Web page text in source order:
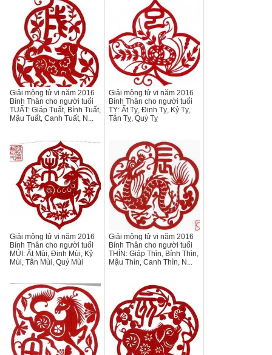
Giải mộng tử vi năm 2016
Bính Thân cho người tuổi
TUẤT: Giáp Tuất, Bính Tuất,
Mậu Tuất, Canh Tuất, N...
Giải mộng tử vi năm 2016
Bính Thân cho người tuổi
TỴ: Ất Tỵ, Đinh Tỵ, Kỷ Tỵ,
Tân Tỵ, Quý Tỵ
Giải mộng tử vi năm 2016
Bính Thân cho người tuổi
MÙI: Ất Mùi, Đinh Mùi, Kỷ
Mùi, Tân Mùi, Quý Mùi
Giải mộng tử vi năm 2016
Bính Thân cho người tuổi
THÌN: Giáp Thìn, Bính Thìn,
Mậu Thìn, Canh Thìn, N...